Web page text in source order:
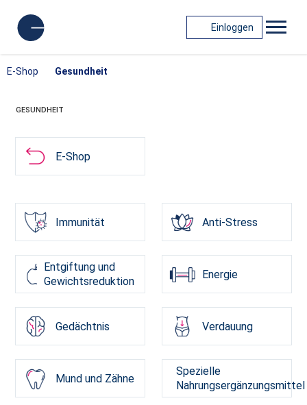
Einloggen
E-Shop Gesundheit
GESUNDHEIT
E-Shop
Immunität Anti-Stress
Entgiftung und
Gewichtsreduktion
Energie
Gedächtnis Verdauung
Mund und Zähne
Spezielle
Nahrungsergänzungsmittel